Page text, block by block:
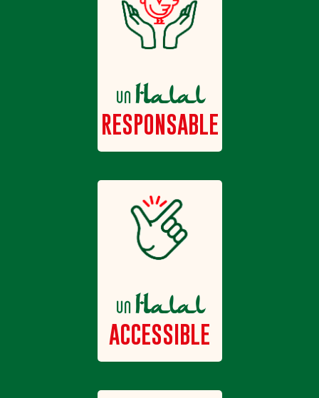
unHalal
RESPONSABLE
unHalal
ACCESSIBLE